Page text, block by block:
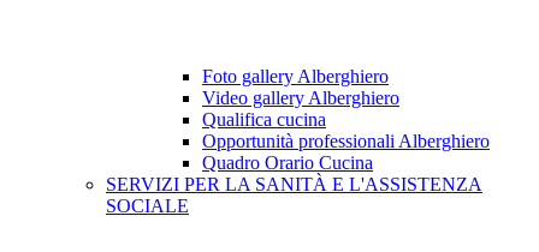
Foto gallery Alberghiero
Video gallery Alberghiero
Qualifica cucina
Opportunità professionali Alberghiero
Quadro Orario Cucina
SERVIZI PER LA SANITÀ E L'ASSISTENZA
SOCIALE